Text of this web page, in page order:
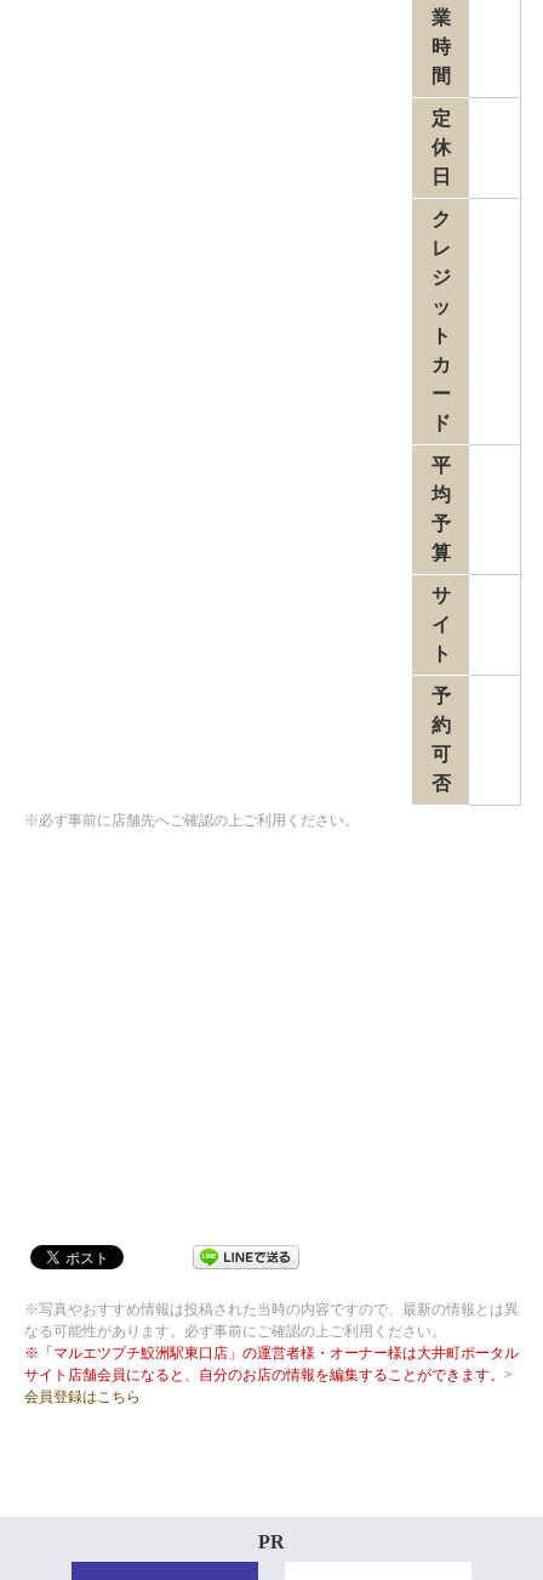
業
時
間
定
休
日
ク
レ
ジ
ッ
ト
カ
ー
ド
平
均
予
算
サ
イ
ト
予
約
可
否
※必ず事前に店舗先へご確認の上ご利用ください。
※写真やおすすめ情報は投稿された当時の内容ですので、最新の情報とは異
なる可能性があります。必ず事前にご確認の上ご利用ください。
※「マルエツプチ鮫洲駅東口店」の運営者様・オーナー様は大井町ポータル
サイト店舗会員になると、自分のお店の情報を編集することができます。 >
会員登録はこちら
PR